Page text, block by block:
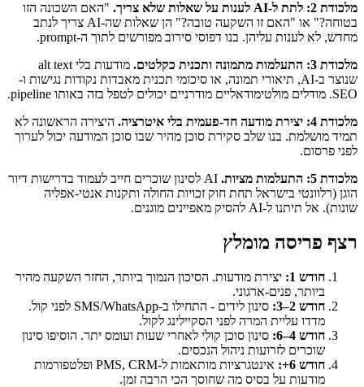
מלכודת 2: לתת ל-AI לענות על שאלות שלא צריך.
"האם השכונה הזו
בטוחה?" או "האם זו השקעה טובה?" הן שאלות שה-AI צריך לנתב
מחדש, לא לענות עליהן. בנו דפוסי סירוב מפורשים לתוך ה-prompt.
מלכודת 3: התעלמות מתמונה ותכנית כקלטים.
מודעות בלי alt text
שנוצר ב-AI, תיאורי תמונה, או סיכומי תכנית מאבדות נקודות נגישות ו-
SEO. מודלים מולטימודאליים מודרניים יכולים לטפל בזה באותו pipeline.
מלכודת 4: יצירת מודעה חד-פעמית בלי איטרציה.
היצירה הראשונה לא
תמיד מושלמת. בנו שלב סקירת סוכן מהיר שבו סוכן המודעה יכול לערוך
לפני פרסום.
מלכודת 5: התעלמות מציות.
AI לסינון שוכרים חייב לעמוד בדרישות דיור
הוגן (רלוונטי בישראל תחת חוק זכויות החולה ותקנות אנטי-אפליה
שונות). אל תיתנו ל-AI להסיק מאפיינים מוגנים.
רצף פריסה מומלץ
חודש 1:
יצירת מודעות. הסיכון הנמוך ביותר, החזר השקעה מהיר
ביותר, פנים-ארגוני.
חודש 2–3:
סינון לידים - התחילו ב-SMS/WhatsApp לפני קול.
מדדו עליית המרה לפני הסקיילינג לקול.
חודש 4–6:
סינון סוכן קולי לאחרי שעות ועומס יתר. הוסיפו סינון
שוכרים לזרועות ניהול הנכסים.
חודש 6+:
אינטגרציות מותאמות ל-PMS, CRM ופלטפורמות
מודעות על בסיס מה שחוסך הכי הרבה זמן.